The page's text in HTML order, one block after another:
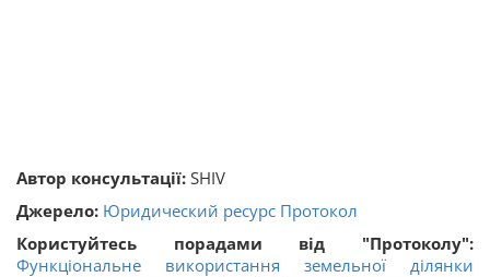
Автор консультації: SHIV
Джерело: Юридический ресурс Протокол
Користуйтесь порадами від "Протоколу":
Функціональне використання земельної ділянки